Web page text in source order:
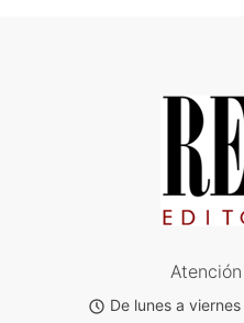
De lunes a